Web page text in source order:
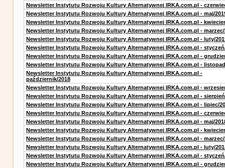
Newsletter Instytutu Rozwoju Kultury Alternatywnej IRKA.com.pl -
Newsletter Instytutu Rozwoju Kultury Alternatywnej IRKA.com.pl - maj/
Newsletter Instytutu Rozwoju Kultury Alternatywnej IRKA.com.pl -
Newsletter Instytutu Rozwoju Kultury Alternatywnej IRKA.com.pl - marzec/
Newsletter Instytutu Rozwoju Kultury Alternatywnej IRKA.com.pl - luty/
Newsletter Instytutu Rozwoju Kultury Alternatywnej IRKA.com.pl -
Newsletter Instytutu Rozwoju Kultury Alternatywnej IRKA.com.pl -
Newsletter Instytutu Rozwoju Kultury Alternatywnej IRKA.com.pl -
Newsletter Instytutu Rozwoju Kultury Alternatywnej IRKA.com.pl -
październik/2018
Newsletter Instytutu Rozwoju Kultury Alternatywnej IRKA.com.pl -
Newsletter Instytutu Rozwoju Kultury Alternatywnej IRKA.com.pl -
Newsletter Instytutu Rozwoju Kultury Alternatywnej IRKA.com.pl - lipiec/
Newsletter Instytutu Rozwoju Kultury Alternatywnej IRKA.com.pl -
Newsletter Instytutu Rozwoju Kultury Alternatywnej IRKA.com.pl - maj/
Newsletter Instytutu Rozwoju Kultury Alternatywnej IRKA.com.pl -
Newsletter Instytutu Rozwoju Kultury Alternatywnej IRKA.com.pl - marzec/
Newsletter Instytutu Rozwoju Kultury Alternatywnej IRKA.com.pl - luty/
Newsletter Instytutu Rozwoju Kultury Alternatywnej IRKA.com.pl -
Newsletter Instytutu Rozwoju Kultury Alternatywnej IRKA.com.pl -